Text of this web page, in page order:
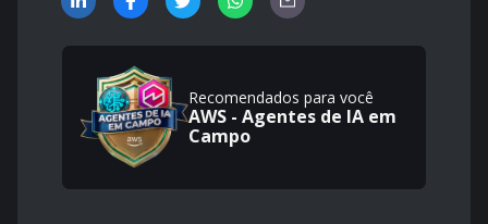
Recomendados para você
AWS - Agentes de IA em
Campo